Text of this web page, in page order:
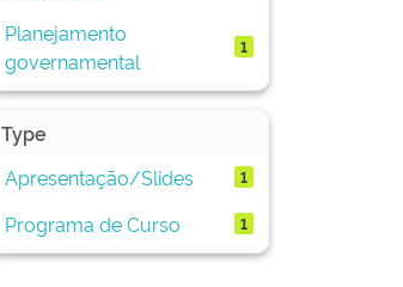
Planejamento
governamental
1
Type
Apresentação/Slides
1
Programa de Curso 1